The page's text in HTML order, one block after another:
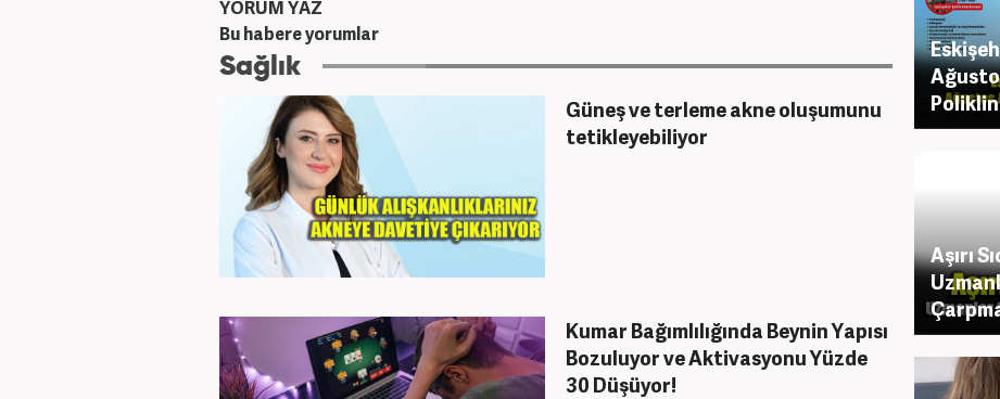
YORUM YAZ
Bu habere yorumlar
Sağlık
Güneş ve terleme akne oluşumunu
tetikleyebiliyor
Kumar Bağımlılığında Beynin Yapısı
Bozuluyor ve Aktivasyonu Yüzde
30 Düşüyor!
Aşırı